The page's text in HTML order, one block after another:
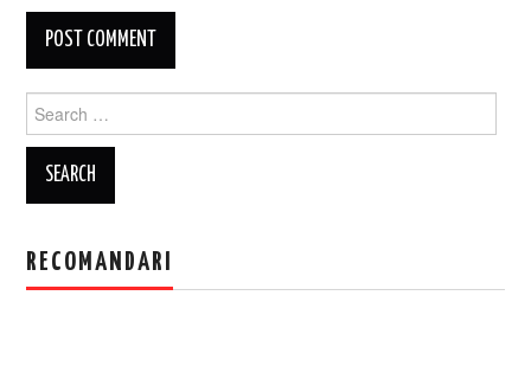
for:
RECOMANDARI